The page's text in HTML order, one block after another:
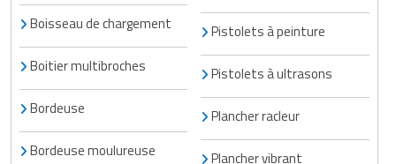
Boisseau de chargement
Boitier multibroches
Bordeuse
Bordeuse moulureuse
Pistolets à peinture
Pistolets à ultrasons
Plancher racleur
Plancher vibrant